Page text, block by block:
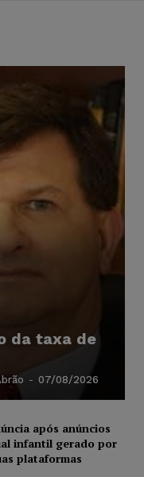
da taxa de
- 07/08/2026
após anúncios
infantil gerado por
plataformas